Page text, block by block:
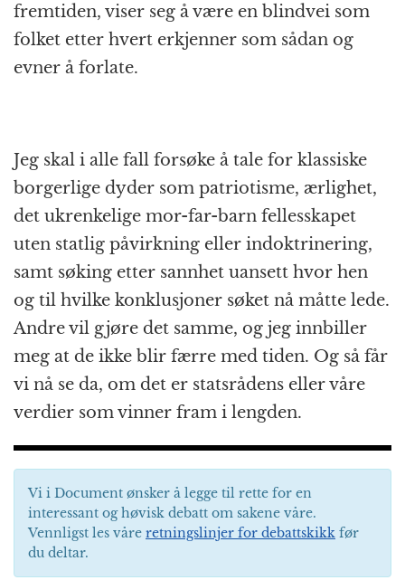
fremtiden, viser seg å være en blindvei som
folket etter hvert erkjenner som sådan og
evner å forlate.
Jeg skal i alle fall forsøke å tale for klassiske
borgerlige dyder som patriotisme, ærlighet,
det ukrenkelige mor-far-barn fellesskapet
uten statlig påvirkning eller indoktrinering,
samt søking etter sannhet uansett hvor hen
og til hvilke konklusjoner søket nå måtte lede.
Andre vil gjøre det samme, og jeg innbiller
meg at de ikke blir færre med tiden. Og så får
vi nå se da, om det er statsrådens eller våre
verdier som vinner fram i lengden.
Vi i Document ønsker å legge til rette for en
interessant og høvisk debatt om sakene våre.
Vennligst les våre retningslinjer for debattskikk før
du deltar.